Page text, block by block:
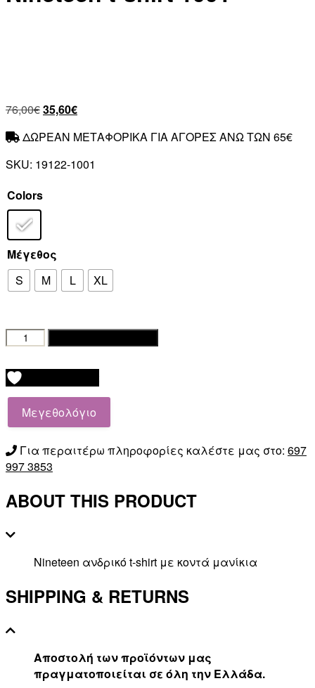
76,00€35,60€
ΔΩΡΕΑΝ ΜΕΤΑΦΟΡΙΚΑ ΓΙΑ ΑΓΟΡΕΣ ΑΝΩ ΤΩΝ 65€
SKU: 19122-1001
Colors
Μέγεθος
S
M L XL
Nineteen
shirt
1001
ποσότητα
Μεγεθολόγιο
Για περαιτέρω πληροφορίες καλέστε μας στο: 697
997 3853
ABOUT THIS PRODUCT
Nineteen ανδρικό t-shirt με κοντά μανίκια
SHIPPING & RETURNS
Αποστολή των προϊόντων μας
πραγματοποιείται σε όλη την Ελλάδα.